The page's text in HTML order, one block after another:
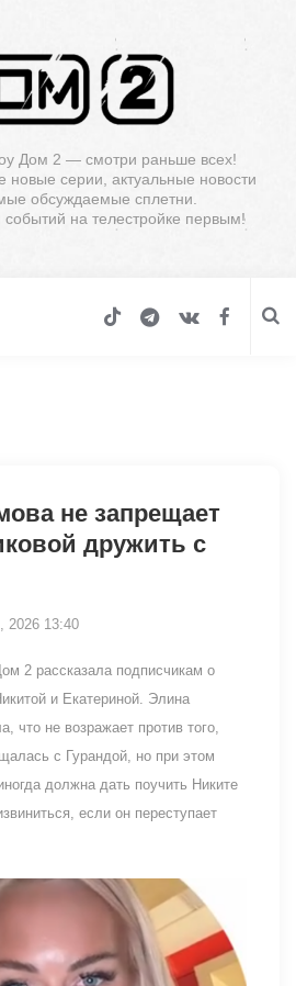
Дом 2 — смотри раньше всех!
серии, актуальные новости
обсуждаемые сплетни.
на телестройке первым!
не запрещает
дружить с
2026 13:40
2 рассказала подписчикам о
и Екатериной. Элина
что не возражает против того,
с Гурандой, но при этом
должна дать поучить Никите
если он переступает